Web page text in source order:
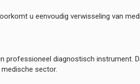
u eenvoudig verwisseling van
diagnostisch instrument.
sector.